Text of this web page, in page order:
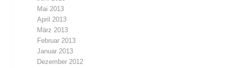
Mai 2013
April 2013
März 2013
Februar 2013
Januar 2013
Dezember 2012